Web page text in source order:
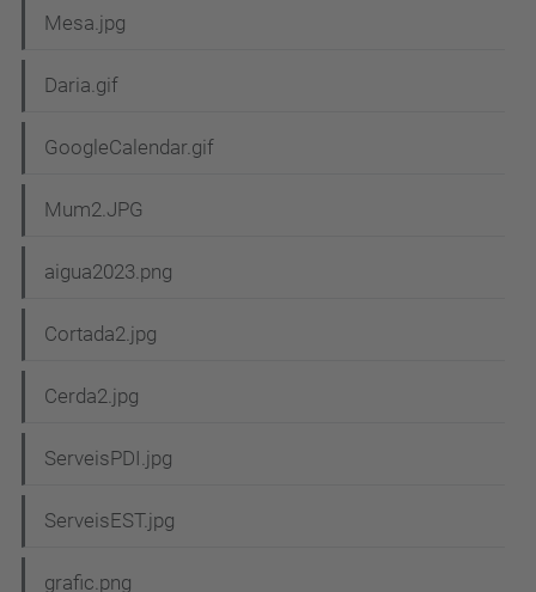
Mesa.jpg
Daria.gif
GoogleCalendar.gif
Mum2.JPG
aigua2023.png
Cortada2.jpg
Cerda2.jpg
ServeisPDI.jpg
ServeisEST.jpg
grafic.png